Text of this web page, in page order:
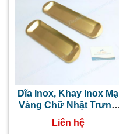
Dĩa Inox, Khay Inox Mạ
Vàng Chữ Nhật Trưng
Bày Thức Ăn
NT0416065
Liên hệ